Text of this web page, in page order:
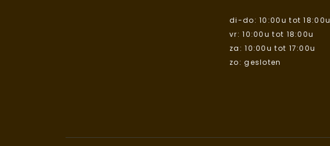
di-do: 10:00u tot 18:00u
vr: 10:00u tot 18:00u
za: 10:00u tot 17:00u
zo: gesloten